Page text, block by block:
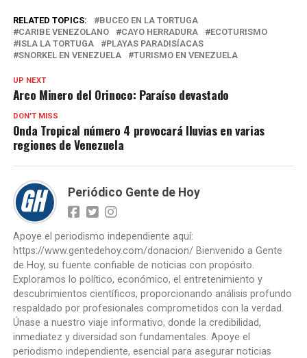
RELATED TOPICS:
BUCEO EN LA TORTUGA
CARIBE VENEZOLANO
CAYO HERRADURA
ECOTURISMO
ISLA LA TORTUGA
PLAYAS PARADISÍACAS
SNORKEL EN VENEZUELA
TURISMO EN VENEZUELA
UP NEXT
Arco Minero del Orinoco: Paraíso devastado
DON'T MISS
Onda Tropical número 4 provocará lluvias en varias
regiones de Venezuela
Periódico Gente de Hoy
Apoye el periodismo independiente aquí:
https://www.gentedehoy.com/donacion/ Bienvenido a Gente
de Hoy, su fuente confiable de noticias con propósito.
Exploramos lo político, económico, el entretenimiento y
descubrimientos científicos, proporcionando análisis profundo
respaldado por profesionales comprometidos con la verdad.
Únase a nuestro viaje informativo, donde la credibilidad,
inmediatez y diversidad son fundamentales. Apoye el
periodismo independiente, esencial para asegurar noticias